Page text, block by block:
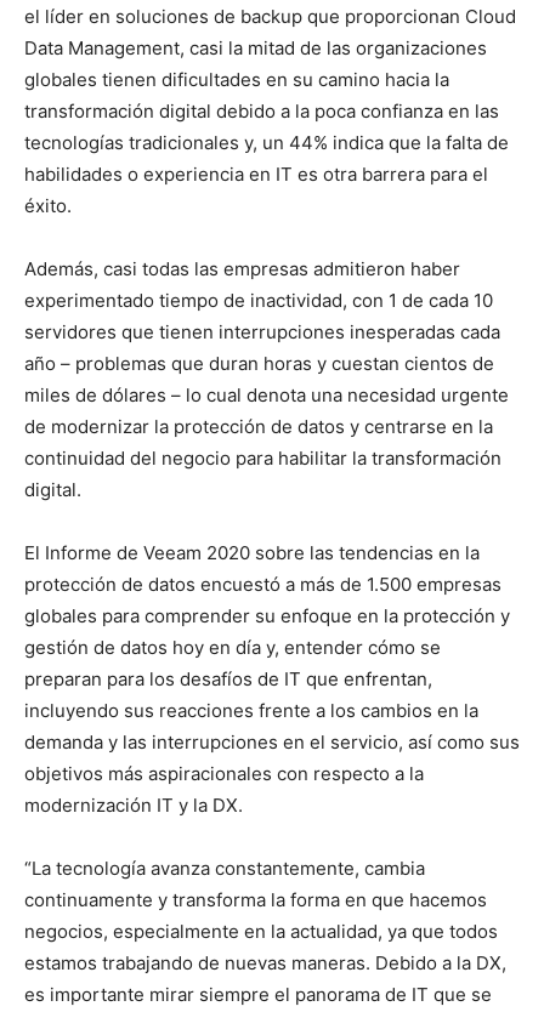
el líder en soluciones de backup que proporcionan Cloud
Data Management, casi la mitad de las organizaciones
globales tienen dificultades en su camino hacia la
transformación digital debido a la poca confianza en las
tecnologías tradicionales y, un 44% indica que la falta de
habilidades o experiencia en IT es otra barrera para el
éxito.
Además, casi todas las empresas admitieron haber
experimentado tiempo de inactividad, con 1 de cada 10
servidores que tienen interrupciones inesperadas cada
año – problemas que duran horas y cuestan cientos de
miles de dólares – lo cual denota una necesidad urgente
de modernizar la protección de datos y centrarse en la
continuidad del negocio para habilitar la transformación
digital.
El Informe de Veeam 2020 sobre las tendencias en la
protección de datos encuestó a más de 1.500 empresas
globales para comprender su enfoque en la protección y
gestión de datos hoy en día y, entender cómo se
preparan para los desafíos de IT que enfrentan,
incluyendo sus reacciones frente a los cambios en la
demanda y las interrupciones en el servicio, así como sus
objetivos más aspiracionales con respecto a la
modernización IT y la DX.
“La tecnología avanza constantemente, cambia
continuamente y transforma la forma en que hacemos
negocios, especialmente en la actualidad, ya que todos
estamos trabajando de nuevas maneras. Debido a la DX,
es importante mirar siempre el panorama de IT que se